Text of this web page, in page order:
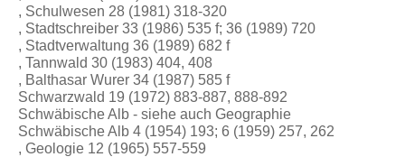
, Schulwesen 28 (1981) 318-320
, Stadtschreiber 33 (1986) 535 f; 36 (1989) 720
, Stadtverwaltung 36 (1989) 682 f
, Tannwald 30 (1983) 404, 408
, Balthasar Wurer 34 (1987) 585 f
Schwarzwald 19 (1972) 883-887, 888-892
Schwäbische Alb - siehe auch Geographie
Schwäbische Alb 4 (1954) 193; 6 (1959) 257, 262
, Geologie 12 (1965) 557-559